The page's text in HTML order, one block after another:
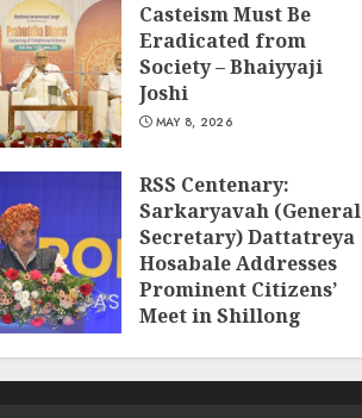
Casteism Must Be
Eradicated from
Society – Bhaiyyaji
Joshi
MAY 8, 2026
RSS Centenary:
Sarkaryavah (General
Secretary) Dattatreya
Hosabale Addresses
Prominent Citizens’
Meet in Shillong